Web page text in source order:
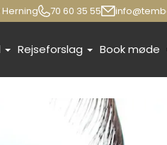
70 60 35 55
Rejseforslag Book møde